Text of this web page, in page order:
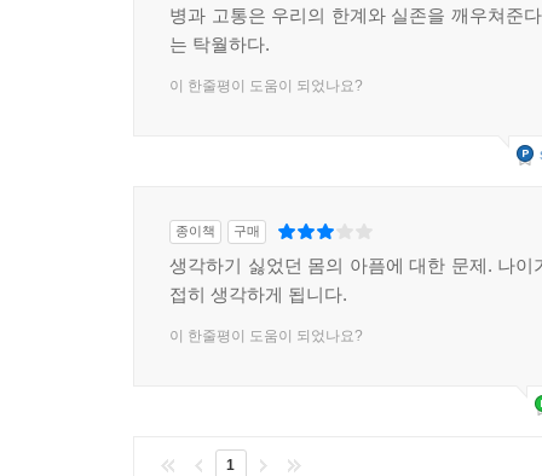
병과 고통은 우리의 한계와 실존을 깨우쳐준
는 탁월하다.
이 한줄평이 도움이 되었나요?
종이책 구매
생각하기 싫었던 몸의 아픔에 대한 문제. 나이
접히 생각하게 됩니다.
이 한줄평이 도움이 되었나요?
1